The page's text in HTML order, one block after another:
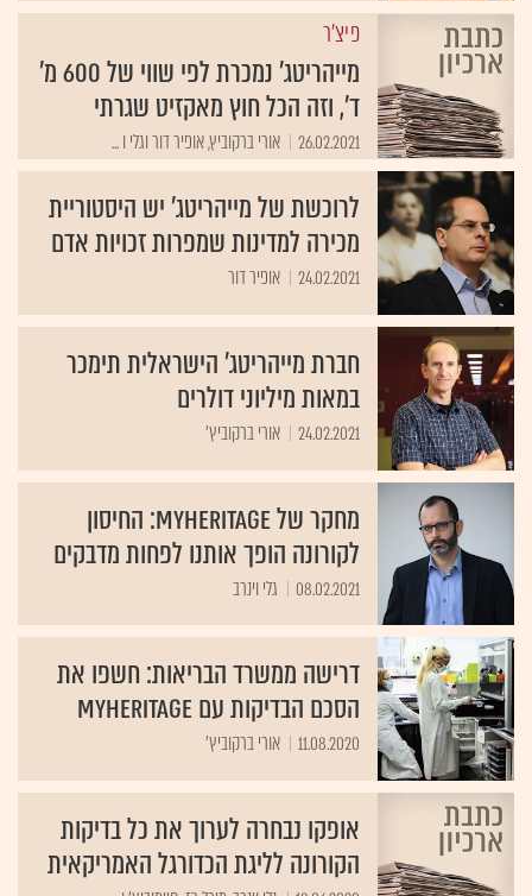
פיצ'ר
מייהריטג' נמכרת לפי שווי של 600 מ'
ד', וזה הכל חוץ מאקזיט שגרתי
26.02.2021 אורי ברקוביץ, אופיר דור וגלי ו ...
לרוכשת של מייהריטג' יש היסטוריית
מכירה למדינות שמפרות זכויות אדם
24.02.2021 אופיר דור
חברת מייהריטג' הישראלית תימכר
במאות מיליוני דולרים
24.02.2021 אורי ברקוביץ'
מחקר של MyHeritage: החיסון
לקורונה הופך אותנו לפחות מדבקים
08.02.2021 גלי וינרב
דרישה ממשרד הבריאות: חשפו את
הסכם הבדיקות עם MyHeritage
11.08.2020 אורי ברקוביץ'
אופקו נבחרה לערוך את כל בדיקות
הקורונה לליגת הכדורגל האמריקאית